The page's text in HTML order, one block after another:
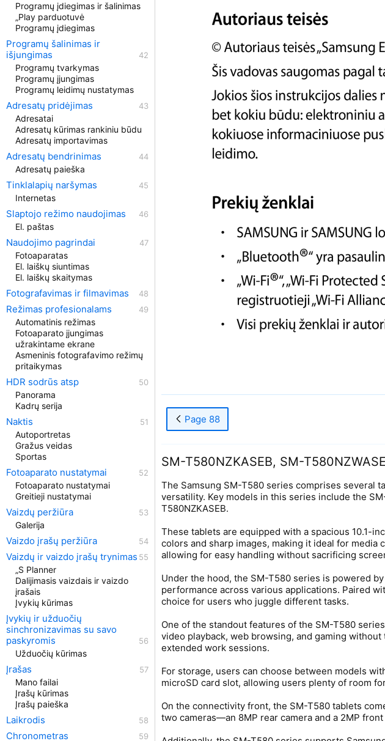
Page 88
SM-T580NZKASEB, SM-
The Samsung SM-T580 series comprises several
versatility. Key models in this series include the
T580NZKASEB.
These tablets are equipped with a spacious 10.1-
colors and sharp images, making it ideal for
allowing for easy handling without sacrificing
Under the hood, the SM-T580 series is powered
performance across various applications. Paired
choice for users who juggle different tasks.
One of the standout features of the SM-T580
video playback, web browsing, and gaming
extended work sessions.
For storage, users can choose between models
microSD card slot, allowing users plenty of room
On the connectivity front, the SM-T580 tablets
two cameras—an 8MP rear camera and a 2MP
Programų įdiegimas ir šalinimas
„Play parduotuvė
Programų įdiegimas
Programų šalinimas ir
išjungimas
Programų tvarkymas
Programų įjungimas
Programų leidimų nustatymas
Adresatų pridėjimas
Adresatai
Adresatų kūrimas rankiniu būdu
Adresatų importavimas
Adresatų bendrinimas
Adresatų paieška
Tinklalapių naršymas
Internetas
Slaptojo režimo naudojimas
El. paštas
Naudojimo pagrindai
Fotoaparatas
El. laiškų siuntimas
El. laiškų skaitymas
Fotografavimas ir filmavimas
Režimas profesionalams
Automatinis režimas
Fotoaparato įjungimas
užrakintame ekrane
Asmeninis fotografavimo režimų
pritaikymas
HDR sodrūs atsp
Panorama
Kadrų serija
Naktis
Autoportretas
Gražus veidas
Sportas
Fotoaparato nustatymai
Fotoaparato nustatymai
Greitieji nustatymai
Vaizdų peržiūra
Galerija
Vaizdo įrašų peržiūra
Vaizdų ir vaizdo įrašų trynimas
„S Planner
Dalijimasis vaizdais ir vaizdo
įrašais
Įvykių kūrimas
Įvykių ir užduočių
sinchronizavimas su savo
paskyromis
Užduočių kūrimas
Įrašas
Mano failai
Įrašų kūrimas
Įrašų paieška
Laikrodis
Chronometras